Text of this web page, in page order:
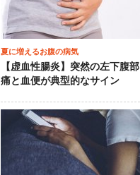
夏に増えるお腹の病気
【虚血性腸炎】突然の左下腹部
痛と血便が典型的なサイン